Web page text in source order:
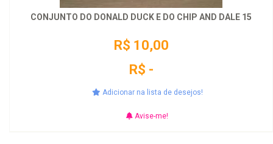
CONJUNTO DO DONALD DUCK E DO CHIP AND DALE 15
R$ 10,00
R$ -
Adicionar na lista de desejos!
Avise-me!